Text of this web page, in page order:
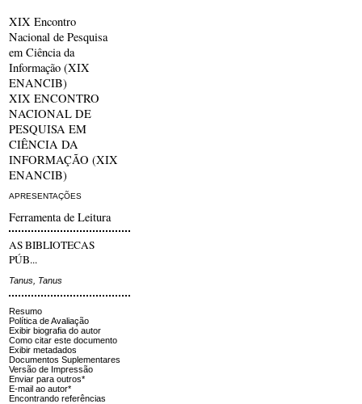
XIX Encontro
Nacional de Pesquisa
em Ciência da
Informação (XIX
ENANCIB)
XIX ENCONTRO
NACIONAL DE
PESQUISA EM
CIÊNCIA DA
INFORMAÇÃO (XIX
ENANCIB)
APRESENTAÇÕES
Ferramenta de Leitura
AS BIBLIOTECAS
PÚB...
Tanus, Tanus
Resumo
Política de Avaliação
Exibir biografia do autor
Como citar este documento
Exibir metadados
Documentos Suplementares
Versão de Impressão
Enviar para outros*
E-mail ao autor*
Encontrando referências